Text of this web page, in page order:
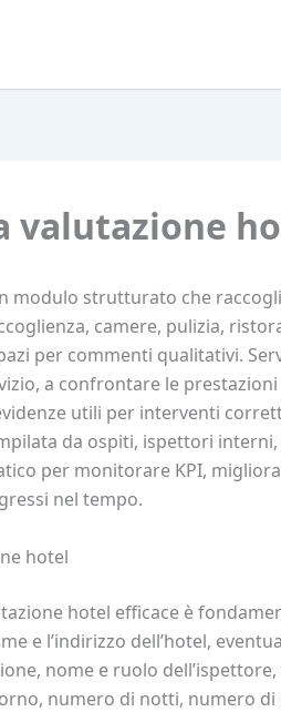
valutazione
modulo strutturato che
camere, pulizia,
per commenti qualitativi.
a confrontare le
utili per interventi
da ospiti, ispettori
per monitorare KPI,
nel tempo.
hotel
hotel efficace è
e l’indirizzo dell’hotel,
nome e ruolo
numero di notti, numero di